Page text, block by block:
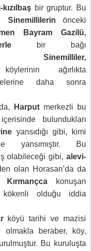
bir gruptur. Bu
Sinemillilerinönceki
Bayram Gazilü,
bir bağı
köylerinin ağırlıkta
daha sonra
Harput merkezli bu
bulundukları
yansıdığı gibi, kimi
yansımıştır.
Bu
olabileceği gibi,alevi-
olan Horasan’da da
Kırmançca
konuşan
kökenli olduğu iddia
köyü tarihi ve mazisi
olmakla beraber, köy,
Bu kuruluşta